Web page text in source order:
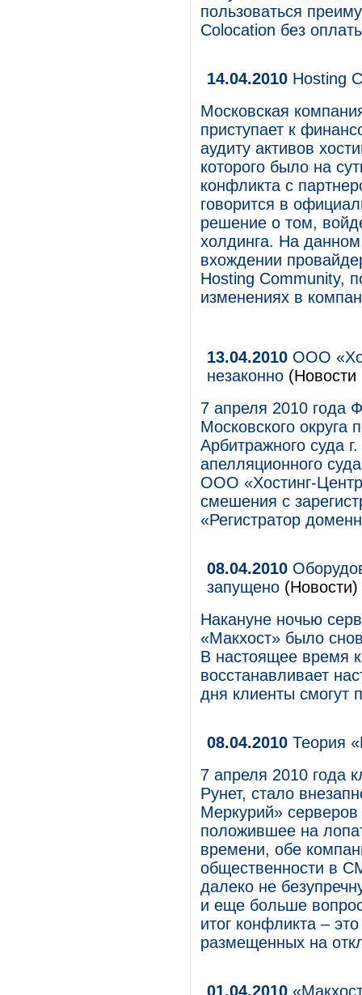
пользоваться
Colocation без
14.04.2010 Hosting
Московская
приступает к
аудиту активов
которого было на
конфликта с
говорится в
решение о том,
холдинга. На
вхождении
Hosting Community,
изменениях в
13.04.2010 ООО
незаконно (Новости
7 апреля 2010 года
Московского
Арбитражного суда
апелляционного
ООО «Хостинг-
смешения с
«Регистратор
08.04.2010
запущено (Новости)
Накануне ночью
«Макхост» было
В настоящее время
восстанавливает
дня клиенты смогут
08.04.2010 Теория
7 апреля 2010 года
Рунет, стало
Меркурий»
положившее на
времени, обе
общественности в
далеко не
и еще больше
итог конфликта –
размещенных на
01.04.2010